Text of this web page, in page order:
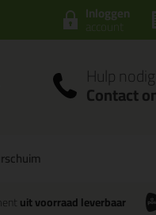
Inloggen
account
Hulp
Contact
uit voorraad leverbaar